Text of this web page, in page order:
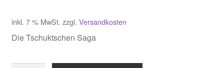
inkl. 7 % MwSt. zzgl. Versandkosten
Die Tschuktschen Saga